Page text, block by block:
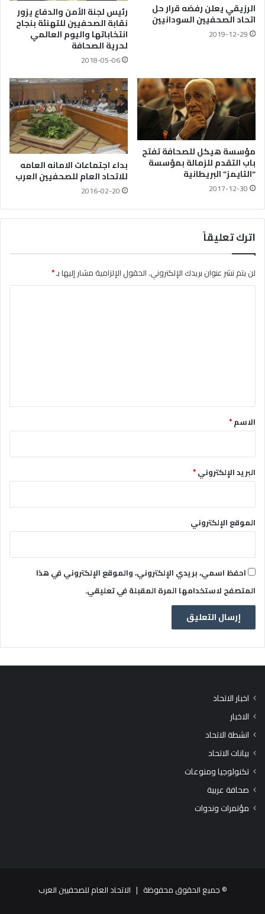
الرزيقي يعلن رفضه قرار حل
اتحاد الصحفيين السودانيين
2019-12-29
رئيس لجنة الأمن والدفاع يزور
نقابة الصحفيين للتهنئة بنجاح
انتخاباتها واليوم العالمي
لحرية الصحافة
2018-05-06
مؤسسة هيكل للصحافة تفتح
باب التقدم للزمالة بمؤسسة
“التايمز” البريطانية
2017-12-30
بداء اجتماعات الامانه العامه
للاتحاد العام للصحفيين العرب
2016-02-20
اترك تعليقاً
لن يتم نشر عنوان بريدك الإلكتروني.الحقول الإلزامية مشار إليها بـ*
*الاسم*
البريد الإلكتروني*
الموقع الإلكتروني
احفظ اسمي، بريدي الإلكتروني، والموقع الإلكتروني في هذا
المتصفح لاستخدامها المرة المقبلة في تعليقي.
اخبار الاتحاد
الاخبار
انشطة الاتحاد
بيانات الاتحاد
تكنولوجيا ومنوعات
صحافة عربية
مؤتمرات وندوات
© جميع الحقوق محفوظة | الاتحاد العام للصحفيين العرب